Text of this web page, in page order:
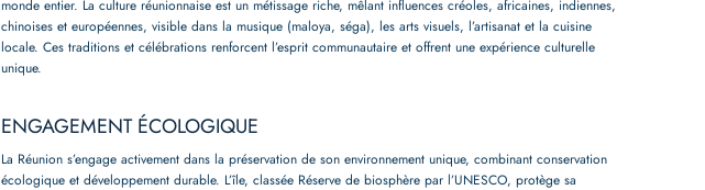
monde entier. La culture réunionnaise est un métissage riche, mêlant influences créoles, africaines, indiennes,
chinoises et européennes, visible dans la musique (maloya, séga), les arts visuels, l’artisanat et la cuisine
locale. Ces traditions et célébrations renforcent l’esprit communautaire et offrent une expérience culturelle
unique.
ENGAGEMENT ÉCOLOGIQUE
La Réunion s’engage activement dans la préservation de son environnement unique, combinant conservation
écologique et développement durable. L’île, classée Réserve de biosphère par l’UNESCO, protège sa